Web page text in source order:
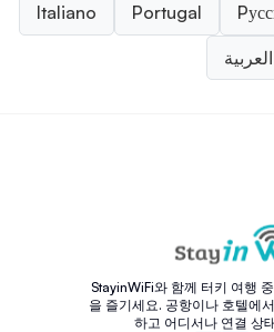
Italiano
Portugal
العربية
StayinWiFi와 함께 터키 여행
을 즐기세요. 공항이나 호텔에
하고 어디서나 연결 상